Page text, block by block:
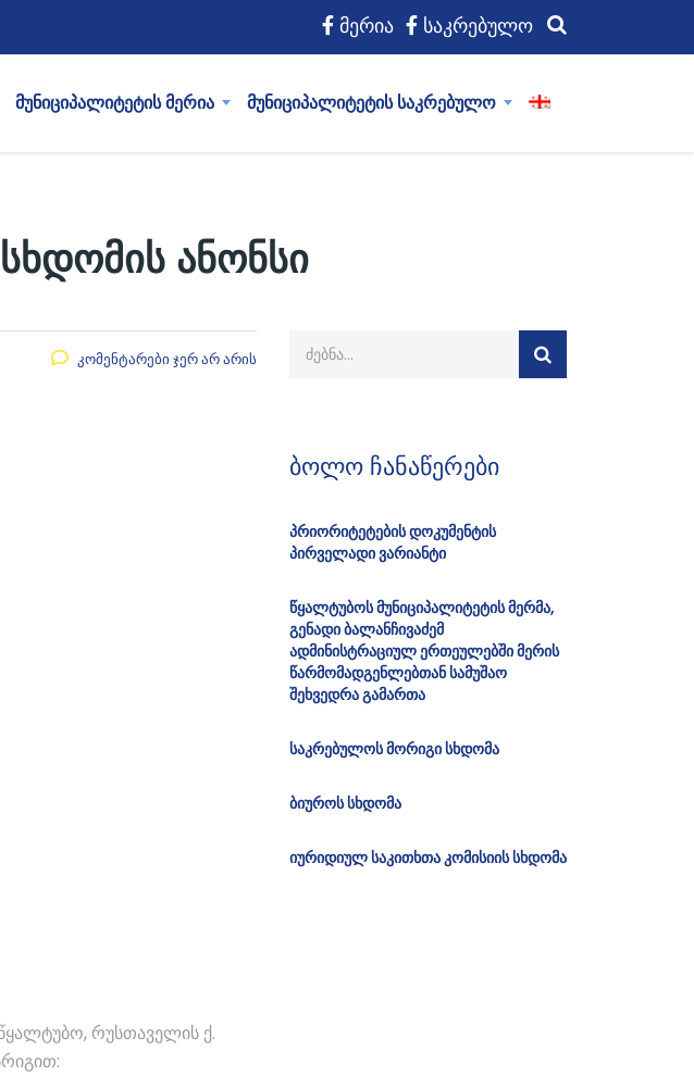
მერია საკრებულო
მუნიციპალიტეტის მერია მუნიციპალიტეტის საკრებულო
ანონსი
კომენტარები ჯერ არ არის
რუსთაველის ქ.
ბოლო ჩანაწერები
პრიორიტეტების დოკუმენტის
პირველადი ვარიანტი
წყალტუბოს მუნიციპალიტეტის მერმა,
გენადი ბალანჩივაძემ
ადმინისტრაციულ ერთეულებში მერის
წარმომადგენლებთან სამუშაო
შეხვედრა გამართა
საკრებულოს მორიგი სხდომა
ბიუროს სხდომა
იურიდიულ საკითხთა კომისიის სხდომა